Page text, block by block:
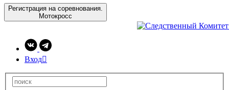
Регистрация на соревнования.
Мотокросс
Вход